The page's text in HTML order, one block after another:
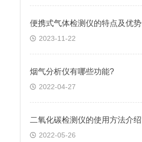
便携式气体检测仪的特点及优势
2023-11-22
烟气分析仪有哪些功能?
2022-04-27
二氧化碳检测仪的使用方法介绍
2022-05-26